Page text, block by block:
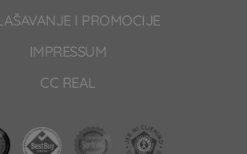
I PROMOCIJE
IMPRESSUM
CC REAL